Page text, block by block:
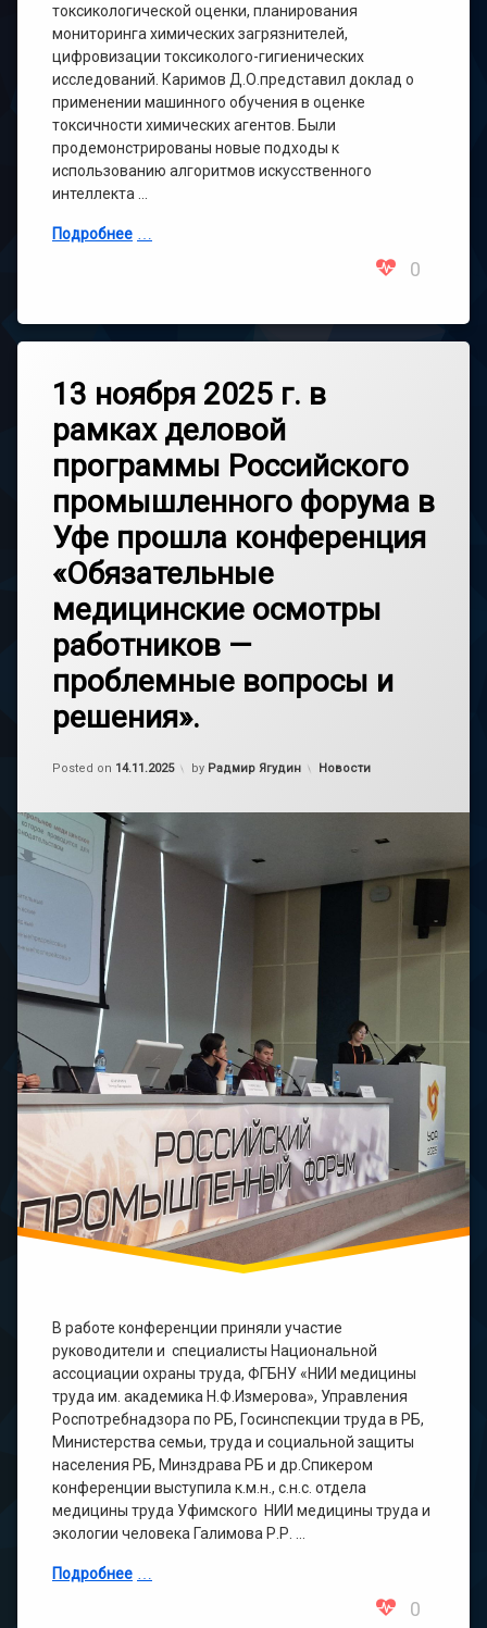
токсикологической оценки, планирования
мониторинга химических загрязнителей,
цифровизации токсиколого-гигиенических
исследований. Каримов Д.О.представил доклад о
применении машинного обучения в оценке
токсичности химических агентов. Были
продемонстрированы новые подходы к
использованию алгоритмов искусственного
интеллекта …
Подробнее
0
13 ноября 2025 г. в
рамках деловой
программы Российского
промышленного форума в
Уфе прошла конференция
«Обязательные
медицинские осмотры
работников —
проблемные вопросы и
решения».
Posted on 14.11.2025
Обновлено на 14.11.2025
by Радмир Ягудин Категории:
Новости
В работе конференции приняли участие
руководители и специалисты Национальной
ассоциации охраны труда, ФГБНУ «НИИ медицины
труда им. академика Н.Ф.Измерова», Управления
Роспотребнадзора по РБ, Госинспекции труда в РБ,
Министерства семьи, труда и социальной защиты
населения РБ, Минздрава РБ и др.Спикером
конференции выступила к.м.н., с.н.с. отдела
медицины труда Уфимского НИИ медицины труда и
экологии человека Галимова Р.Р. …
Подробнее
0